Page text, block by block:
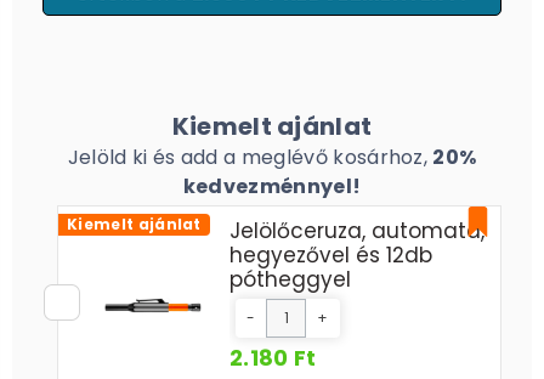
Kiemelt ajánlat
Jelöld ki és add a meglévő kosárhoz, 20%
kedvezménnyel!
Kiemelt ajánlat
Jelölőceruza, automata,
hegyezővel és 12db
pótheggyel
- +
2.180 Ft